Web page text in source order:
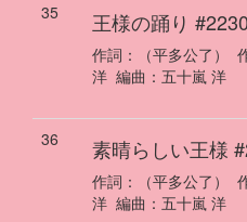
35 王様の踊り
作詞： （平多公了）
洋 編曲： 五十嵐 洋
36 素晴らしい王様
作詞： （平多公了）
洋 編曲： 五十嵐 洋